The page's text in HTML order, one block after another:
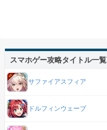
スマホゲー攻略タイトル一覧
サファイアスフィア
ドルフィンウェーブ